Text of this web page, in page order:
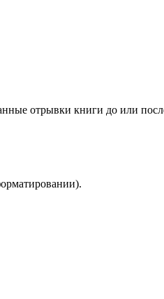
отрывки книги до или